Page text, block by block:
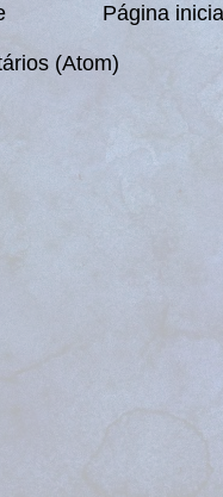
Página
(Atom)